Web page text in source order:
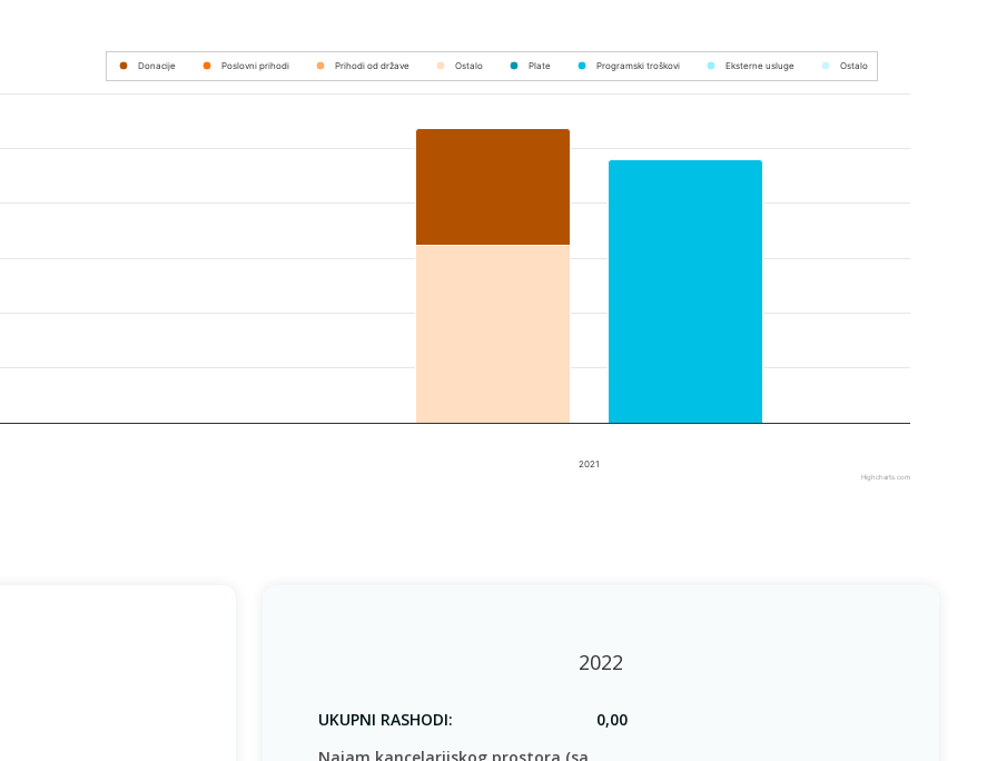
Donacije Poslovni prihodi Prihodi od države Ostalo Plate Programski troškovi Eksterne usluge Ostalo
2021
Highcharts.com
2022
UKUPNI RASHODI:
0,00